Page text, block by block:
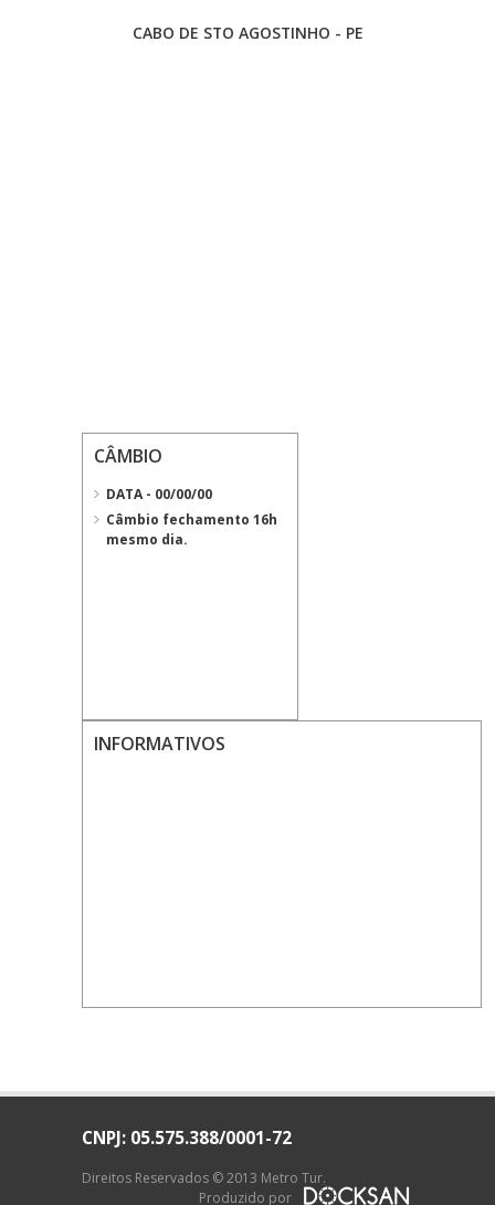
CABO DE STO AGOSTINHO - PE
CÂMBIO
DATA - 00/00/00
Câmbio fechamento 16h
mesmo dia.
INFORMATIVOS
CNPJ: 05.575.388/0001-72
Direitos Reservados © 2013 Metro Tur.
Produzido por